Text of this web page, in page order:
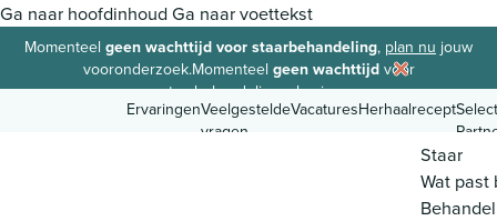
Ga naar hoofdinhoudGa naar voettekst
Momenteel geen wachttijd voor staarbehandeling, plan nu jouw
vooronderzoek.Momenteel geen wachttijdvoor
staarbehandeling,plan in.
ErvaringenVeelgestelde
vragen
VacaturesHerhaalrecept
Staar
Wat past